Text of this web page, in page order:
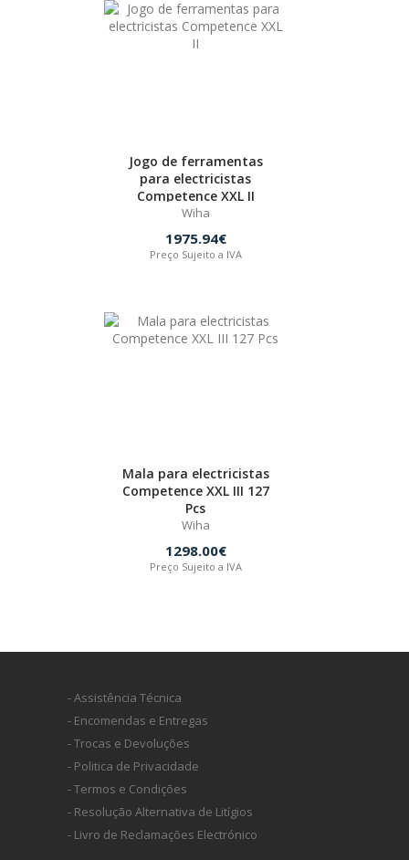
Jogo de ferramentas
para electricistas
Competence XXL II
Wiha
1975.94€
Preço Sujeito a IVA
Mala para electricistas
Competence XXL III 127
Pcs
Wiha
1298.00€
Preço Sujeito a IVA
- Assistência Técnica
- Encomendas e Entregas
- Trocas e Devoluções
- Politica de Privacidade
- Termos e Condições
- Resolução Alternativa de Litígios
- Livro de Reclamações Electrónico